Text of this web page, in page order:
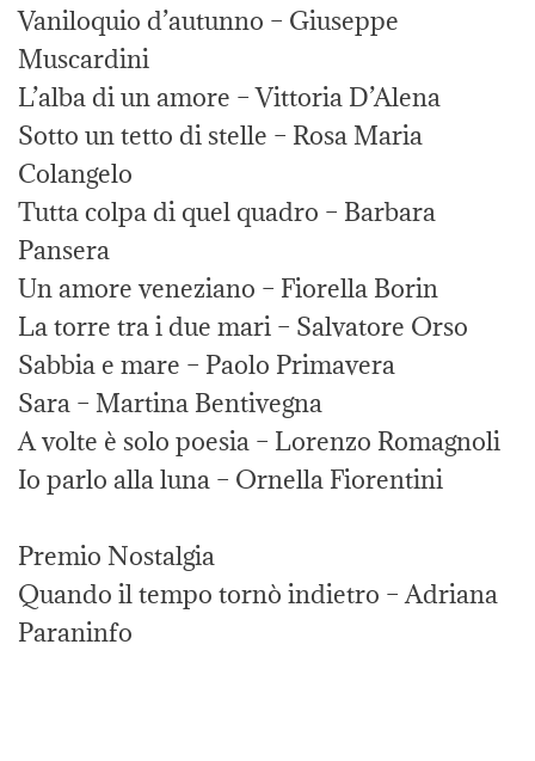
Vaniloquio d’autunno – Giuseppe
Muscardini
L’alba di un amore – Vittoria D’Alena
Sotto un tetto di stelle – Rosa Maria
Colangelo
Tutta colpa di quel quadro – Barbara
Pansera
Un amore veneziano – Fiorella Borin
La torre tra i due mari – Salvatore Orso
Sabbia e mare – Paolo Primavera
Sara – Martina Bentivegna
A volte è solo poesia – Lorenzo Romagnoli
Io parlo alla luna – Ornella Fiorentini
Premio Nostalgia
Quando il tempo tornò indietro – Adriana
Paraninfo